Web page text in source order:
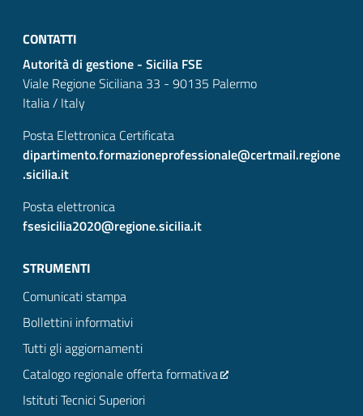
CONTATTI
Autorità di gestione - Sicilia FSE
Viale Regione Siciliana 33 - 90135 Palermo
Italia / Italy
Posta Elettronica Certificata
dipartimento.formazioneprofessionale@certmail.regione
.sicilia.it
Posta elettronica
fsesicilia2020@regione.sicilia.it
STRUMENTI
Comunicati stampa
Bollettini informativi
Tutti gli aggiornamenti
Catalogo regionale offerta formativa
Istituti Tecnici Superiori